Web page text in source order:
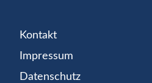
Kontakt
Impressum
Datenschutz